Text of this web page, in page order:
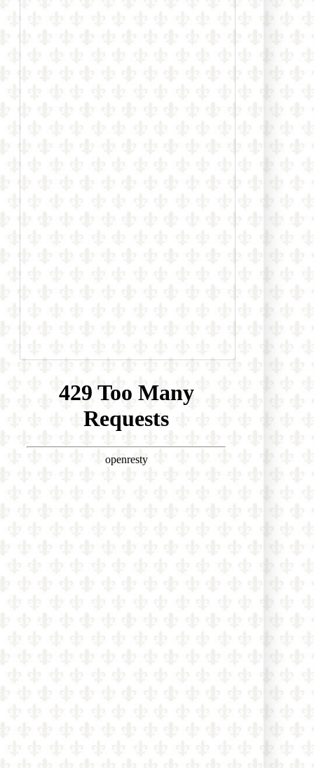
politiky a málo vierouky ich
Španielsko: Diecéza Cádiz a Ceuta
zareagovala na čerstvú inváziu
ilegálnych imigrantov tým, že všetky
cirkevné zbierky odovzdala pre